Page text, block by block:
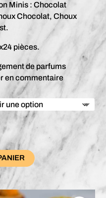
Minis : Chocolat
Chocolat, Choux
pièces.
de parfums
en commentaire